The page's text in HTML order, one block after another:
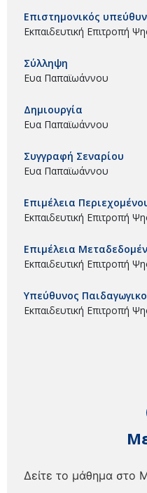
Δείτε το μάθημα στο
Επιστημονικός
Εκπαιδευτική Επιτροπή
Σύλληψη
Ευα Παπαϊωάννου
Δημιουργία
Ευα Παπαϊωάννου
Συγγραφή Σεναρίου
Ευα Παπαϊωάννου
Επιμέλεια
Εκπαιδευτική Επιτροπή
Επιμέλεια
Εκπαιδευτική Επιτροπή
Υπεύθυνος
Εκπαιδευτική Επιτροπή